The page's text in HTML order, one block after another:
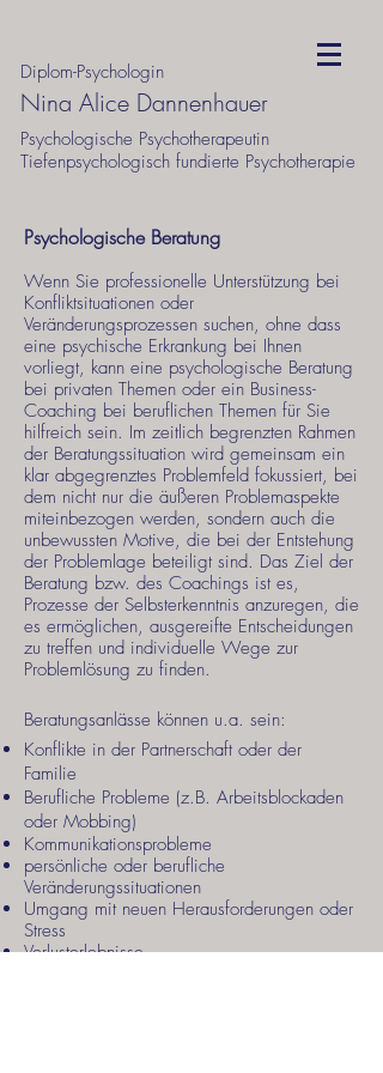
Diplom-Psychologin
Nina Alice Dannenhauer
Psychologische Psychotherapeutin
Tiefenpsychologisch fundierte Psychotherapie
Psychologische Beratung
Wenn Sie professionelle Unterstützung bei
Konfliktsituationen oder
Veränderungsprozessen suchen, ohne dass
eine psychische Erkrankung bei Ihnen
vorliegt, kann eine psychologische Beratung
bei privaten Themen oder ein Business-
Coaching bei beruflichen Themen für Sie
hilfreich sein. Im zeitlich begrenzten Rahmen
der Beratungssituation wird gemeinsam ein
klar abgegrenztes Problemfeld fokussiert, bei
dem nicht nur die äußeren Problemaspekte
miteinbezogen werden, sondern auch die
unbewussten Motive, die bei der Entstehung
der Problemlage beteiligt sind. Das Ziel der
Beratung bzw. des Coachings ist es,
Prozesse der Selbsterkenntnis anzuregen, die
es ermöglichen, ausgereifte Entscheidungen
zu treffen und individuelle Wege zur
Problemlösung zu finden.
Beratungsanlässe können u.a. sein:
Konflikte in der Partnerschaft oder der
Familie
Berufliche Probleme (z.B. Arbeitsblockaden
oder Mobbing)
Kommunikationsprobleme
persönliche oder berufliche
Veränderungssituationen
Umgang mit neuen Herausforderungen oder
Stress
Verlusterlebnisse